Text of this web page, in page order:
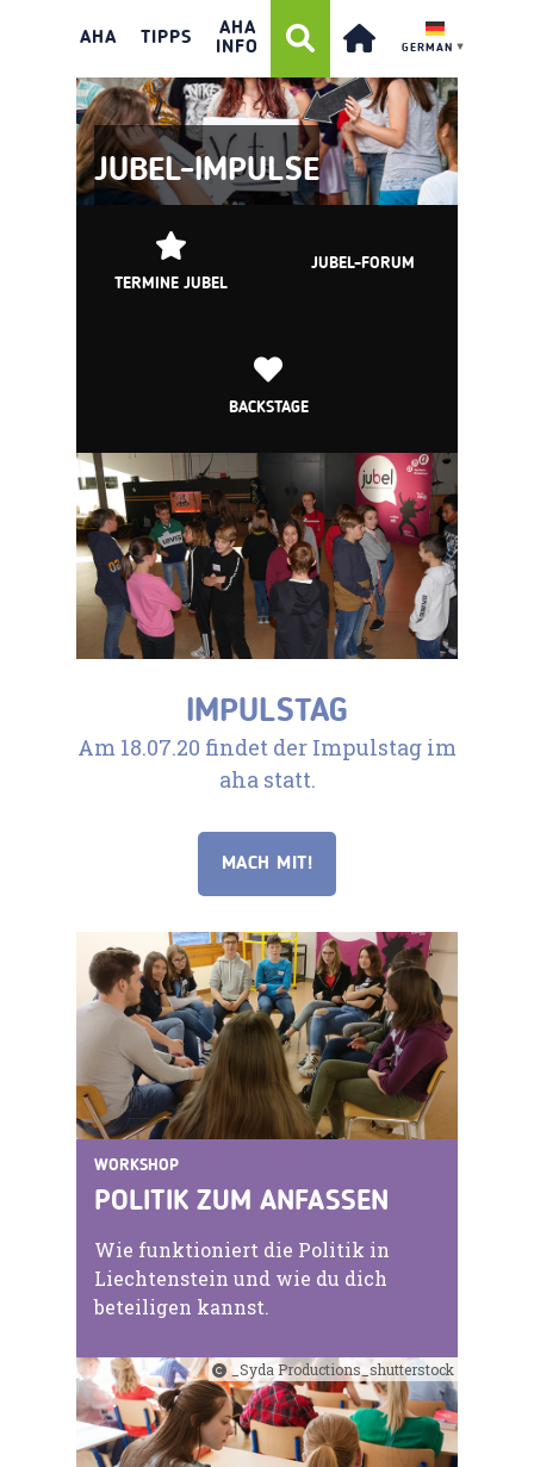
AHA TIPPS
AHA
INFO
GERMAN ▼
JUBEL-IMPULSE
TERMINE JUBEL
JUBEL-FORUM
BACKSTAGE
IMPULSTAG
Am 18.07.20 findet der Impulstag im
aha statt.
MACH MIT!
WORKSHOP
POLITIK ZUM ANFASSEN
Wie funktioniert die Politik in
Liechtenstein und wie du dich
beteiligen kannst.
_Syda Productions_shutterstock